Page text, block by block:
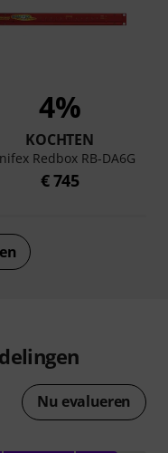
4%
KOCHTEN
Redbox RB-DA6G
€ 745
Nu evalueren